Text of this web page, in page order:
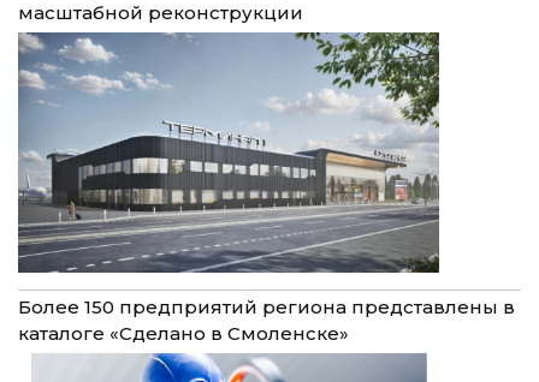
масштабной реконструкции
Более 150 предприятий региона представлены в
каталоге «Сделано в Смоленске»